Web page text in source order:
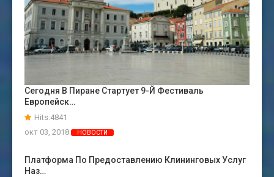
Сегодня В Пиране Стартует 9-Й Фестиваль
Европейск…
Hits:4841
окт 03, 2018
НОВОСТИ
Платформа По Предоставлению Клининговых Услуг
Наз…